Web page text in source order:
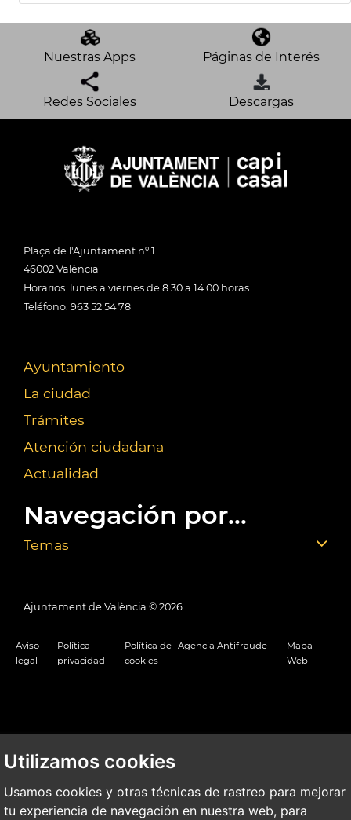
Utilizamos cookies
Usamos cookies y otras técnicas de rastreo para mejorar
tu experiencia de navegación en nuestra web, para
Nuestras Apps Páginas de Interés
Redes Sociales Descargas
Plaça de l'Ajuntament nº 1
46002 València
Horarios: lunes a viernes de 8:30 a 14:00 horas
Teléfono: 963 52 54 78
Ayuntamiento
La ciudad
Trámites
Atención ciudadana
Actualidad
Navegación por...
Temas
Ajuntament de València © 2026
Aviso
legal
Política
privacidad
Política de
cookies
Agencia Antifraude
Mapa
Web